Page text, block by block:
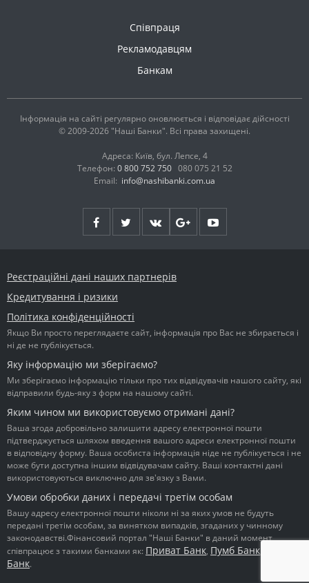
Співпраця
Рекламодавцям
Банкам
Інформація на сайті регулярно оновлюється і відповідає дійсності
© 2009-2026 "Наші Банки". Всі права захищені.
Адреса: Київ, бул. Лепсе, 4
Телефон: 0 800 752 750 080 075 21 52
Email: info@nashibanki.com.ua
Реєстраційні дані наших партнерів
Кредитування і ризики
Політика конфіденційності
Якщо Ви просто переглядаєте сайт, інформація про Вас не збирається і
ні де не публікується.
Яку інформацію ми зберігаємо?
Ми зберігаємо інформацію тільки про тих відвідувачів нашого сайту, які
відправили будь-яку з форм на нашому сайті.
Яким чином ми використовуємо отримані дані?
Ваша згода добровільно залишити адресу електронної пошти
підтверджується шляхом введення вашого адреси електронної пошти
в відповідну форму. Ваша особиста інформація ніде не публікується і не
може бути доступна іншим відвідувачам сайту. Ваші контактні дані
використовуються виключно для зв'язку з Вами.
Умови обробки даних і передачі третім особам
Вашу адресу електронної пошти ніколи ні за яких умов не будуть
передані третім особам, за винятком випадків, згаданих у чинному
законодавстві.Фінансовий портал "Наші Банки" в даний момент
співпрацює з такими банками як: Приват Банк, Пумб Банк
Банк.